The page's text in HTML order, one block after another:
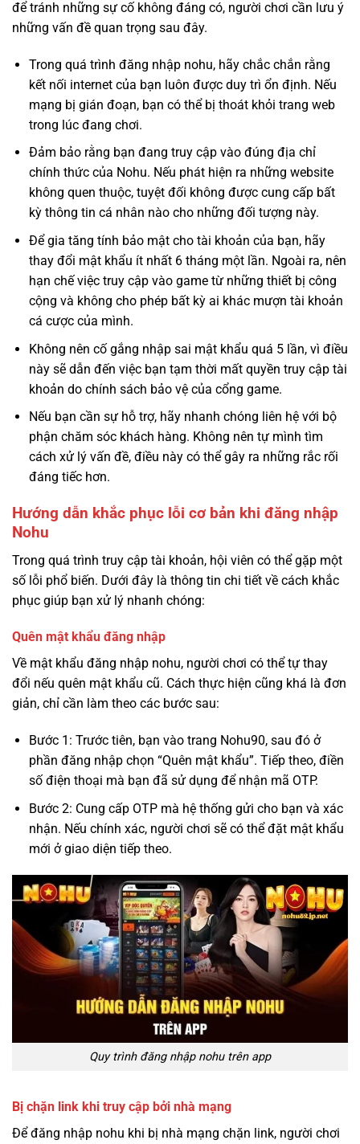
để tránh những sự cố không đáng có, người chơi cần lưu ý
những vấn đề quan trọng sau đây.
Trong quá trình đăng nhập nohu, hãy chắc chắn rằng
kết nối internet của bạn luôn được duy trì ổn định. Nếu
mạng bị gián đoạn, bạn có thể bị thoát khỏi trang web
trong lúc đang chơi.
Đảm bảo rằng bạn đang truy cập vào đúng địa chỉ
chính thức của Nohu. Nếu phát hiện ra những website
không quen thuộc, tuyệt đối không được cung cấp bất
kỳ thông tin cá nhân nào cho những đối tượng này.
Để gia tăng tính bảo mật cho tài khoản của bạn, hãy
thay đổi mật khẩu ít nhất 6 tháng một lần. Ngoài ra, nên
hạn chế việc truy cập vào game từ những thiết bị công
cộng và không cho phép bất kỳ ai khác mượn tài khoản
cá cược của mình.
Không nên cố gắng nhập sai mật khẩu quá 5 lần, vì điều
này sẽ dẫn đến việc bạn tạm thời mất quyền truy cập tài
khoản do chính sách bảo vệ của cổng game.
Nếu bạn cần sự hỗ trợ, hãy nhanh chóng liên hệ với bộ
phận chăm sóc khách hàng. Không nên tự mình tìm
cách xử lý vấn đề, điều này có thể gây ra những rắc rối
đáng tiếc hơn.
Hướng dẫn khắc phục lỗi cơ bản khi đăng nhập
Nohu
Trong quá trình truy cập tài khoản, hội viên có thể gặp một
số lỗi phổ biến. Dưới đây là thông tin chi tiết về cách khắc
phục giúp bạn xử lý nhanh chóng:
Quên mật khẩu đăng nhập
Về mật khẩu đăng nhập nohu, người chơi có thể tự thay
đổi nếu quên mật khẩu cũ. Cách thực hiện cũng khá là đơn
giản, chỉ cần làm theo các bước sau:
Bước 1: Trước tiên, bạn vào trang Nohu90, sau đó ở
phần đăng nhập chọn “Quên mật khẩu”. Tiếp theo, điền
số điện thoại mà bạn đã sử dụng để nhận mã OTP.
Bước 2: Cung cấp OTP mà hệ thống gửi cho bạn và xác
nhận. Nếu chính xác, người chơi sẽ có thể đặt mật khẩu
mới ở giao diện tiếp theo.
Quy trình đăng nhập nohu trên app
Bị chặn link khi truy cập bởi nhà mạng
Để đăng nhập nohu khi bị nhà mạng chặn link, người chơi